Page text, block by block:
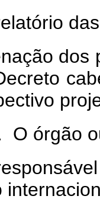
dos
O órgão